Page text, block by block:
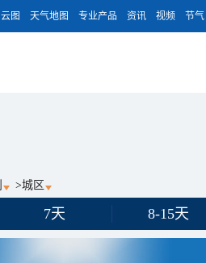
云图 天气地图 专业产品 资讯 视频 节气
>城区
7天 8-15天